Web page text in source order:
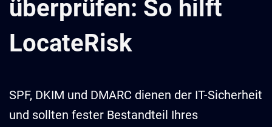
überprüfen: So hilft
LocateRisk
SPF, DKIM und DMARC dienen der IT-Sicherheit
und sollten fester Bestandteil Ihres